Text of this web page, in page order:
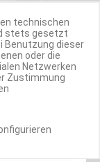
und Aktionen
technischen
stets gesetzt
Benutzung dieser
oder die
Netzwerken
Zustimmung